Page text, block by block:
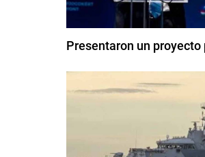
Presentaron un